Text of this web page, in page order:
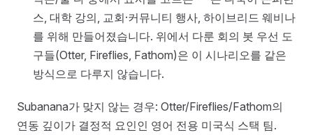
스, 대학 강의, 교회·커뮤니티 행사, 하이브리드 웨비나
를 위해 만들어졌습니다. 위에서 다룬 회의 봇 우선 도
구들(Otter, Fireflies, Fathom)은 이 시나리오를 같은
방식으로 다루지 않습니다.
Subanana가 맞지 않는 경우: Otter/Fireflies/Fathom의
연동 깊이가 결정적 요인인 영어 전용 미국식 스택 팀.